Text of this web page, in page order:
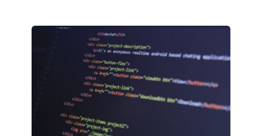
ПОЛЕЗНЫХ
ИНСТРУМЕНТОВ
ДЛЯ
РАБОТЫ